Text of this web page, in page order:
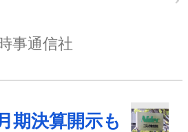
事通信社
期決算開示も